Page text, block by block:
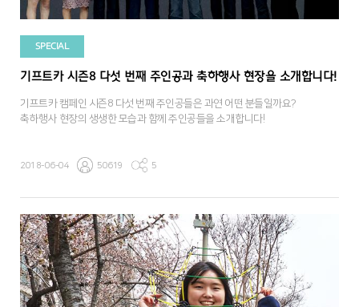
SPECIAL
기프트카 시즌8 다섯 번째 주인공과 축하행사 현장을 소개합니다!
기프트카 캠페인 시즌8 다섯 번째 주인공들은 과연 어떤 분들일까요?
축하행사 현장의 생생한 모습과 함께 주인공들을 소개합니다!
2018-06-04 50619 5